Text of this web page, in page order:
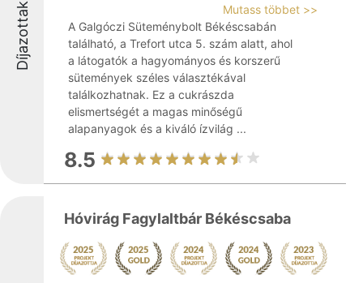
Díjazottak
Mutass többet >>
A Galgóczi Süteménybolt Békéscsabán
található, a Trefort utca 5. szám alatt, ahol
a látogatók a hagyományos és korszerű
sütemények széles választékával
találkozhatnak. Ez a cukrászda
elismertségét a magas minőségű
alapanyagok és a kiváló ízvilág ...
8.5
Hóvirág Fagylaltbár Békéscsaba